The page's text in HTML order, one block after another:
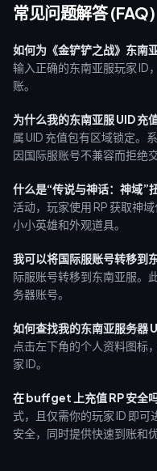
常见问题解答 (FAQ)
如何为《金铲铲之战》东南
输入正确的东南亚服玩家 ID
账。
为什么我的东南亚服 UID 充
属 UID 充值包有区域锁定。
因国际服账号不兼容而拒绝交
什么是“传说与神话：神域”
活动，玩家使用 RP 获取神
小小英雄和外观道具。
我可以将国际服账号转移到
际服账号转移到东南亚服。
务器账号。
如何查找我的东南亚服务器
点击左下角的个人资料图标
家 ID。
在 buffget 上充值 RP 安全吗
式，且仅需你的玩家 ID 即可
安全，同时提供快速到账和